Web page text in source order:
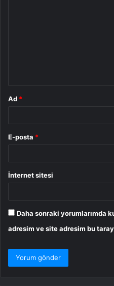
Ad *
E-posta *
İnternet sitesi
Daha sonraki yorumlarımda
adresim ve site adresim bu